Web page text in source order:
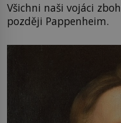
Všichni naši vojáci
později Pappenheim.